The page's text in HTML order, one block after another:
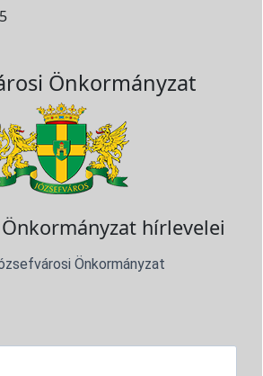
Önkormányzat
Önkormányzat hírlevelei
Önkormányzat